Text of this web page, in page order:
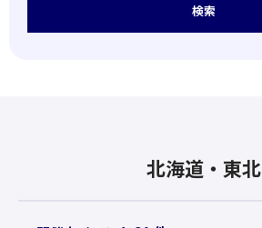
検索
北海道・東北